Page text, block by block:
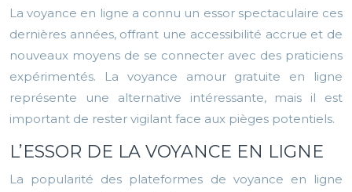
La voyance en ligne a connu un essor spectaculaire ces
dernières années, offrant une accessibilité accrue et de
nouveaux moyens de se connecter avec des praticiens
expérimentés. La voyance amour gratuite en ligne
représente une alternative intéressante, mais il est
important de rester vigilant face aux pièges potentiels.
L’ESSOR DE LA VOYANCE EN LIGNE
La popularité des plateformes de voyance en ligne